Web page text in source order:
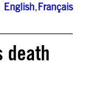
English,Français
death